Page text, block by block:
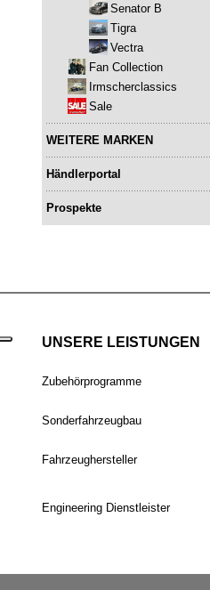
Senator B
Tigra
Vectra
Fan Collection
Irmscherclassics
Sale
WEITERE MARKEN
Händlerportal
Prospekte
UNSERE LEISTUNGEN
Zubehörprogramme
Sonderfahrzeugbau
Fahrzeughersteller
Engineering Dienstleister